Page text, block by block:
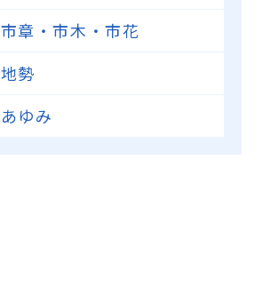
市章・市木・市花
地勢
あゆみ